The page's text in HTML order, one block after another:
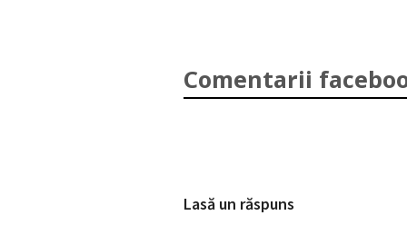
Comentarii
Lasă un răspuns